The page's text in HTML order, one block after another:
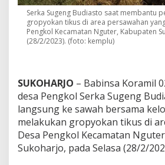
a
m
a
T
s
Serka Sugeng Budiasto saat membantu
gropyokan tikus di area persawahan
Pengkol Kecamatan Nguter, Kabupaten
(28/2/2023). (foto: kemplu)
SUKOHARJO – Babinsa Koramil
desa Pengkol Serka Sugeng
langsung ke sawah bersama
melakukan gropyokan tikus di
Desa Pengkol Kecamatan
Sukoharjo, pada Selasa (28/2/